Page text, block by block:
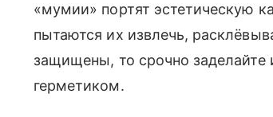
«мумии» портят эстетическую
пытаются их извлечь,
защищены, то срочно
герметиком.